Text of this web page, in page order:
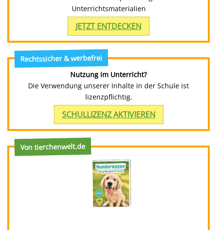
Unterrichtsmaterialien
JETZT ENTDECKEN
Rechtssicher & werbefrei
Nutzung im Unterricht?
Die Verwendung unserer Inhalte in der Schule ist
lizenzpflichtig.
SCHULLIZENZ AKTIVIEREN
Von tierchenwelt.de